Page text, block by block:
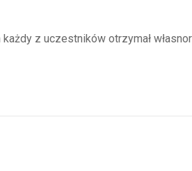
z uczestników otrzymał